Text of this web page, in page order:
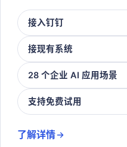
接入钉钉
接现有系统
28 个企业 AI 应用场景
支持免费试用
了解详情